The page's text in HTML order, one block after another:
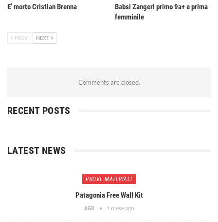
E’ morto Cristian Brenna
Babsi Zangerl primo 9a+ e prima
femminile
PREV NEXT
Comments are closed.
RECENT POSTS
LATEST NEWS
PROVE MATERIALI
Patagonia Free Wall Kit
AGD 1 mese ago